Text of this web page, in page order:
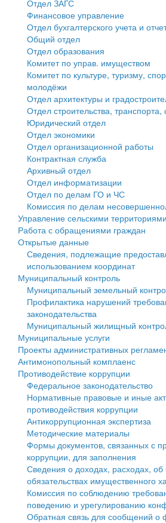
Государственные услуги
Промышленность и АПК
Экономика и бизнес
Символика
Устав
Гостям округа
Туризм
Культура
Образование
Здравоохранение
Социальная защита
Фотоальбом
муниципального округа Тверской
Администрация Кашинского
Тверской области
Управление сельскими
Открытые данные
Работа с обращениями граждан
Муниципальный контроль
Муниципальные услуги
Проекты административных
Антимонопольный комплаенс
Противодействие коррупции
Финансовое управление
Бюджет для граждан
Имущество
Выявление правообладателей
объектов недвижимости
Имущественная поддержка
среднего предпринимательства
Информационная поддержка
среднего предпринимательства
Муниципальные программы
Контрольно-счетная палата
Персональные данные
Оценка регулирующего
Деятельность МУ
Нормативы градостроительного
Правила землепользования и
Генеральные планы
Проекты планировки территории
Собрание депутатов
Городское поселение
Сельские поселения
Отдел ЗАГС
Финансовое управление
Отдел бухгалтерского учета и
Общий отдел
Отдел образования
Комитет по управ. имуществом
Комитет по культуре, туризму,
молодёжи
Отдел архитектуры и
Отдел строительства, транспорта,
Юридический отдел
Отдел экономики
Отдел организационной работы
Контрактная служба
Архивный отдел
Отдел информатизации
Отдел по делам ГО и ЧС
Комиссия по делам
Управление сельскими территориями
Работа с обращениями граждан
Открытые данные
Сведения, подлежащие
использованием координат
Муниципальный контроль
Муниципальный земельный
Профилактика нарушений
законодательства
Муниципальный жилищный
Муниципальные услуги
Проекты административных
Антимонопольный комплаенс
Противодействие коррупции
Федеральное законодательство
Нормативные правовые и иные
противодействия коррупции
Антикоррупционная экспертиза
Методические материалы
Формы документов, связанных с
коррупции, для заполнения
Сведения о доходах, расходах,
обязательствах имущественного
Комиссия по соблюдению
поведению и урегулированию
Обратная связь для сообщений о